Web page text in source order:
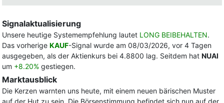
Signalaktualisierung
Unsere heutige Systemempfehlung lautet LONG BEIBEHALTEN.
Das vorherige KAUF-Signal wurde am 08/03/2026, vor 4 Tagen
ausgegeben, als der Aktienkurs bei 4.8800 lag. Seitdem hat NUAI
um +8.20% gestiegen.
Marktausblick
Die Kerzen warnten uns heute, mit einem neuen bärischen Muster
auf der Hut zu sein. Die Börsenstimmung befindet sich nun auf der